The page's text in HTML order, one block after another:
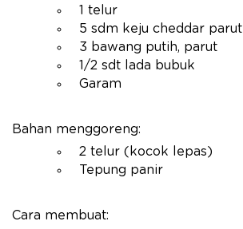
1 telur
5 sdm keju cheddar parut
3 bawang putih, parut
1/2 sdt lada bubuk
Garam
Bahan menggoreng:
2 telur (kocok lepas)
Tepung panir
Cara membuat: